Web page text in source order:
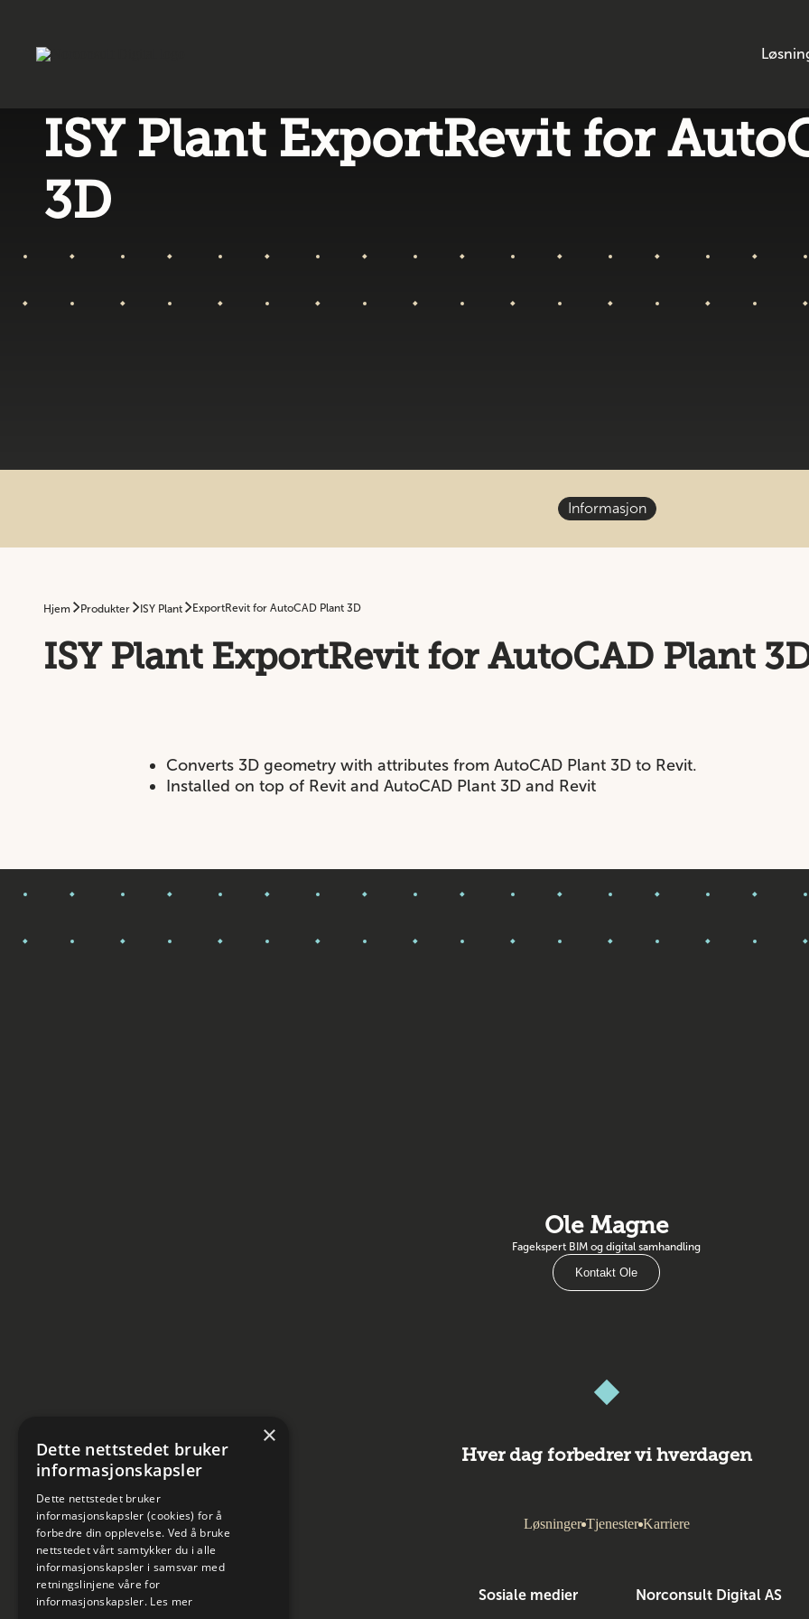
ISY Plant ExportRevit for
3D
Informasjon
Hjem Produkter ISY Plant ExportRevit for AutoCAD Plant 3D
ISY Plant ExportRevit for AutoCAD Plant
Converts 3D geometry with attributes from AutoCAD Plant 3D to Revit.
Installed on top of Revit and AutoCAD Plant 3D and Revit
Ole Magne
Fagekspert BIM og digital samhandling
Kontakt Ole
Hver dag forbedrer vi hverdagen
Løsninger Tjenester Karriere
Sosiale medier Norconsult Digital AS
×
Dette nettstedet bruker
informasjonskapsler
Dette nettstedet bruker
informasjonskapsler (cookies) for å
forbedre din opplevelse. Ved å bruke
nettstedet vårt samtykker du i alle
informasjonskapsler i samsvar med
retningslinjene våre for
informasjonskapsler. Les mer